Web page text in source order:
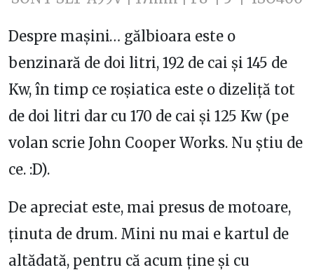
Despre mașini… gălbioara este o
benzinară de doi litri, 192 de cai și 145 de
Kw, în timp ce roșiatica este o dizeliță tot
de doi litri dar cu 170 de cai și 125 Kw (pe
volan scrie John Cooper Works. Nu știu de
ce. :D).
De apreciat este, mai presus de motoare,
ținuta de drum. Mini nu mai e kartul de
altădată, pentru că acum ține și cu